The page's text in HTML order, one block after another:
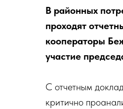
В районных
проходят
кооператоры
участие
С отчетным
критично